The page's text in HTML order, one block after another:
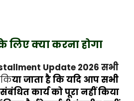
लिए क्या करना होगा
Update 2026 सभी
या जाता है कि यदि आप सभी
कार्य को पूरा नहीं किया